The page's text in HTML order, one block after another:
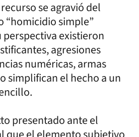
se agravió del
“homicidio simple”
perspectiva existieron
agresiones
numéricas, armas
simplifican el hecho a un
presentado ante el